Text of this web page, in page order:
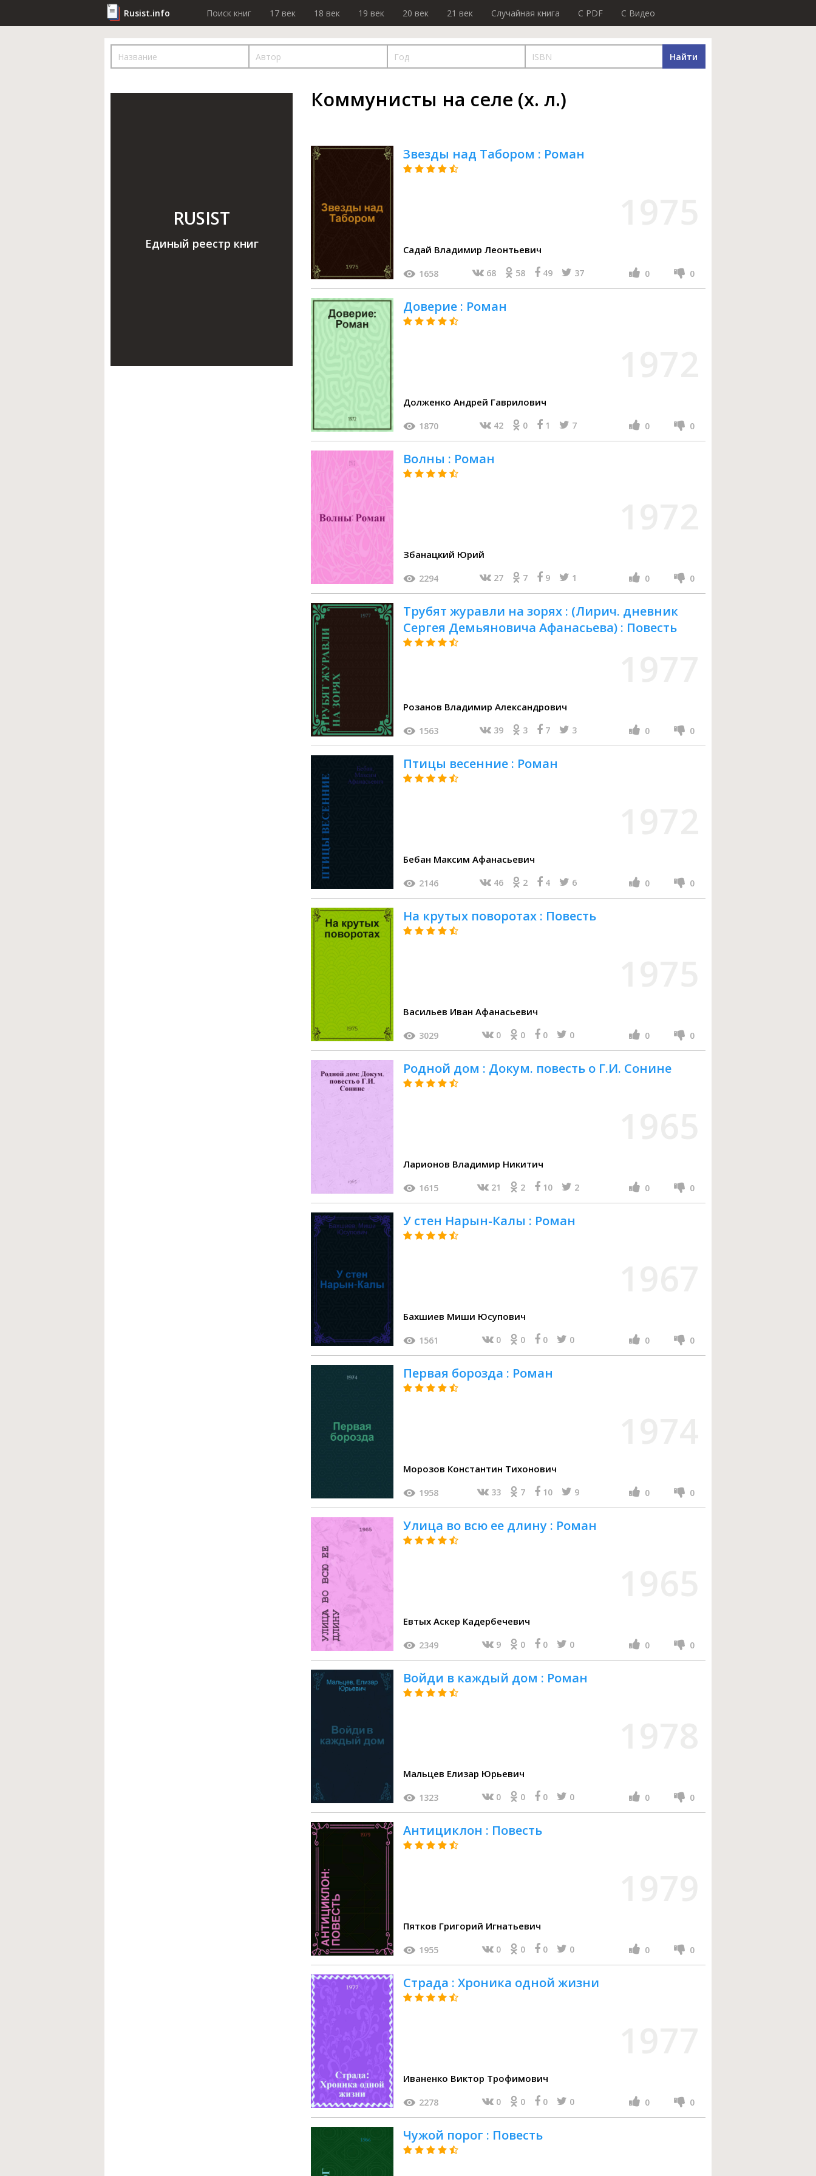
Rusist.info Поиск книг 17 век 18 век 19 век 20 век 21 век Случайная книга C PDF C Видео
Найти
RUSIST
Единый реестр книг
Коммунисты на селе (х. л.)
Звезды над Табором : Роман
Садай Владимир Леонтьевич
1658 68 58 49 37 0 0
Доверие : Роман
Долженко Андрей Гаврилович
1870 42 0 1 7 0 0
Волны : Роман
Збанацкий Юрий
2294 27 7 9 1 0 0
Трубят журавли на зорях : (Лирич. дневник
Сергея Демьяновича Афанасьева) : Повесть
Розанов Владимир Александрович
1563 39 3 7 3 0 0
Птицы весенние : Роман
Бебан Максим Афанасьевич
2146 46 2 4 6 0 0
На крутых поворотах : Повесть
Васильев Иван Афанасьевич
3029 0 0 0 0 0 0
Родной дом : Докум. повесть о Г.И. Сонине
Ларионов Владимир Никитич
1615 21 2 10 2 0 0
У стен Нарын-Калы : Роман
Бахшиев Миши Юсупович
1561 0 0 0 0 0 0
Первая борозда : Роман
Морозов Константин Тихонович
1958 33 7 10 9 0 0
Улица во всю ее длину : Роман
Евтых Аскер Кадербечевич
2349 9 0 0 0 0 0
Войди в каждый дом : Роман
Мальцев Елизар Юрьевич
1323 0 0 0 0 0 0
Антициклон : Повесть
Пятков Григорий Игнатьевич
1955 0 0 0 0 0 0
Страда : Хроника одной жизни
Иваненко Виктор Трофимович
2278 0 0 0 0 0 0
Чужой порог : Повесть